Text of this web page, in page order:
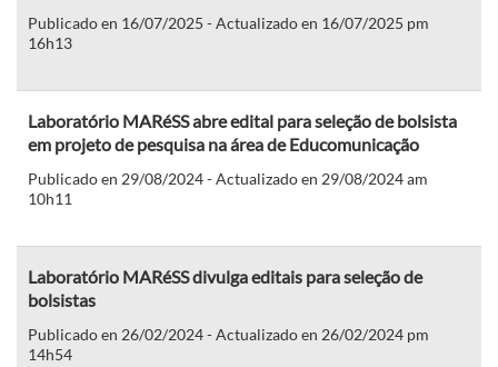
Publicado en 16/07/2025 - Actualizado en 16/07/2025 pm
16h13
Laboratório MARéSS abre edital para seleção de bolsista
em projeto de pesquisa na área de Educomunicação
Publicado en 29/08/2024 - Actualizado en 29/08/2024 am
10h11
Laboratório MARéSS divulga editais para seleção de
bolsistas
Publicado en 26/02/2024 - Actualizado en 26/02/2024 pm
14h54